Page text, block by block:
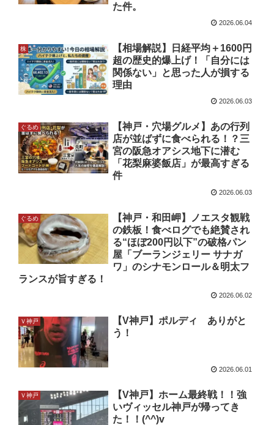
た件。
2026.06.04
株
【相場解説】日経平均＋1600円
超の歴史的爆上げ！「自分には
関係ない」と思った人が損する
理由
2026.06.03
ぐるめ
【神戸・穴場グルメ】あの行列
店が並ばずに食べられる！？三
宮の阪急オアシス地下に潜む
「花梨麻婆飯店」が最高すぎる
件
2026.06.03
ぐるめ
【神戸・和田岬】ノエスタ観戦
の鉄板！食べログでも絶賛され
る“ほぼ200円以下”の破格パン
屋「ブーランジェリー サナガ
ワ」のシナモンロール＆明太フ
ランスが旨すぎる！
2026.06.02
Ｖ神戸
【V神戸】ポルディ ありがと
う！
2026.06.01
Ｖ神戸
【V神戸】ホーム最終戦！！強
いヴィッセル神戸が帰ってき
た！！(^^)v